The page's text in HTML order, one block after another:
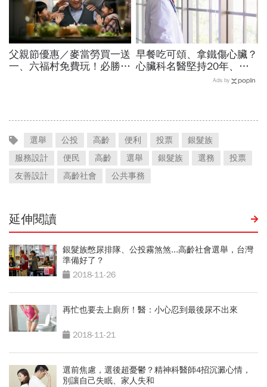
父親節優惠／麥當勞買一送
一、六福村免費玩！必勝
早餐吃可頌、拿鐵傷心臟？
心臟科名醫堅持20年、早
上9點前不做「5件事」：
Ads by
選舉 公投 高齡 便利 投票
銀髮族
服務設計
便民 高齡 選舉 銀髮族 選務
投票
友善設計
高齡社會 公共事務
延伸閱讀
銀髮族憋尿排隊、公投霧煞煞...高齡社會選舉，台灣
準備好了？
2018-11-26
再忙也要去上廁所！醫：小心忍到最後尿不出來
2018-11-21
選前焦慮，選後超憂鬱？精神科醫師4招沉澱心情，
別讓自己失眠、家人失和